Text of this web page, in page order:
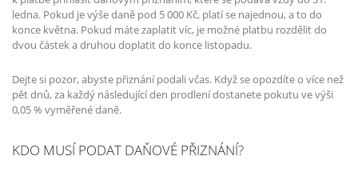
ledna. Pokud je výše daně pod 5 000 Kč, platí se najednou, a to do
konce května. Pokud máte zaplatit víc, je možné platbu rozdělit do
dvou částek a druhou doplatit do konce listopadu.
Dejte si pozor, abyste přiznání podali včas. Když se opozdíte o více než
pět dnů, za každý následující den prodlení dostanete pokutu ve výši
0,05 % vyměřené daně.
KDO MUSÍ PODAT DAŇOVÉ PŘIZNÁNÍ?